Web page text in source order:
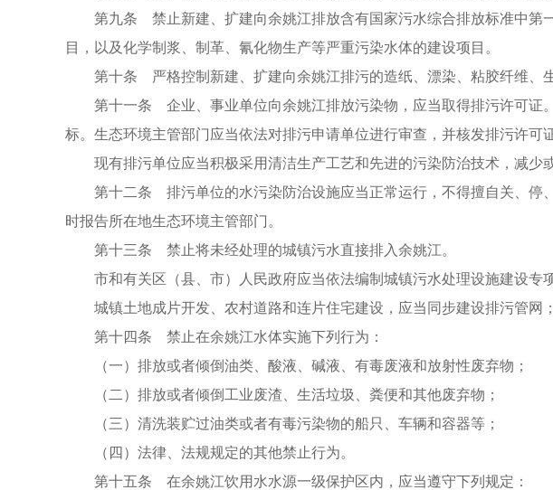
第九条 禁止新建、扩建向余姚江排放含有国家污水综合排放标准中第
目，以及化学制浆、制革、氰化物生产等严重污染水体的建设项目。
第十条 严格控制新建、扩建向余姚江排污的造纸、漂染、粘胶纤维、
第十一条 企业、事业单位向余姚江排放污染物，应当取得排污许可证
标。生态环境主管部门应当依法对排污申请单位进行审查，并核发排污许可证
现有排污单位应当积极采用清洁生产工艺和先进的污染防治技术，减少
第十二条 排污单位的水污染防治设施应当正常运行，不得擅自关、停
时报告所在地生态环境主管部门。
第十三条 禁止将未经处理的城镇污水直接排入余姚江。
市和有关区（县、市）人民政府应当依法编制城镇污水处理设施建设专
城镇土地成片开发、农村道路和连片住宅建设，应当同步建设排污管网
第十四条 禁止在余姚江水体实施下列行为：
（一）排放或者倾倒油类、酸液、碱液、有毒废液和放射性废弃物；
（二）排放或者倾倒工业废渣、生活垃圾、粪便和其他废弃物；
（三）清洗装贮过油类或者有毒污染物的船只、车辆和容器等；
（四）法律、法规规定的其他禁止行为。
第十五条 在余姚江饮用水水源一级保护区内，应当遵守下列规定：